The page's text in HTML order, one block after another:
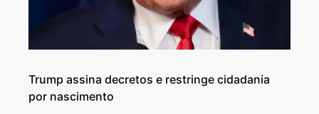
Trump assina decretos e restringe cidadania
por nascimento